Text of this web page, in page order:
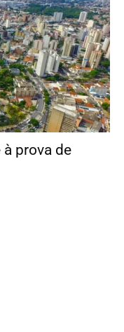
prova de